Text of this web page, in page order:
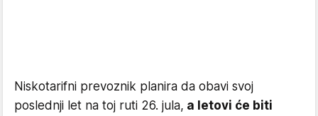
Niskotarifni prevoznik planira da obavi svoj
poslednji let na toj ruti 26. jula, a letovi će biti